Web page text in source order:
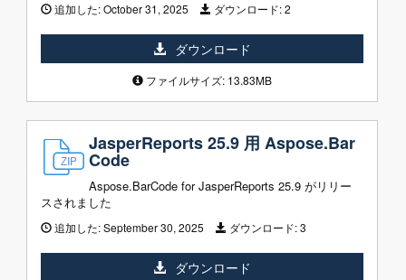
追加した:October 31, 2025 ダウンロード:2
ダウンロード
ファイルサイズ: 13.83MB
JasperReports 25.9 用 Aspose.Bar
Code
Aspose.BarCode for JasperReports 25.9 がリリー
スされました
追加した:September 30, 2025 ダウンロード:3
ダウンロード